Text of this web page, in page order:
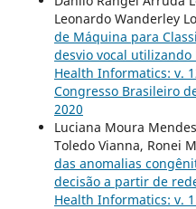
Leonardo Wanderley
de Máquina para
desvio vocal utilizando
Health Informatics: v.
Congresso Brasileiro
2020
Luciana Moura
Toledo Vianna, Ronei
das anomalias
decisão a partir de
Health Informatics: v.